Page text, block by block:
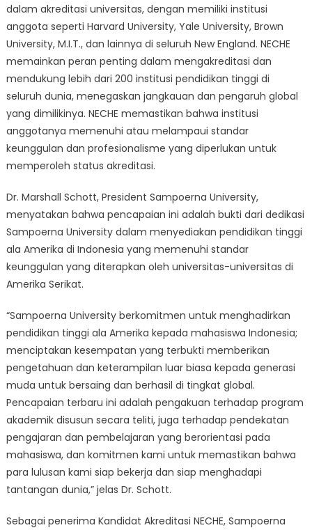
dalam akreditasi universitas, dengan memiliki institusi
anggota seperti Harvard University, Yale University, Brown
University, M.I.T., dan lainnya di seluruh New England. NECHE
memainkan peran penting dalam mengakreditasi dan
mendukung lebih dari 200 institusi pendidikan tinggi di
seluruh dunia, menegaskan jangkauan dan pengaruh global
yang dimilikinya. NECHE memastikan bahwa institusi
anggotanya memenuhi atau melampaui standar
keunggulan dan profesionalisme yang diperlukan untuk
memperoleh status akreditasi.
Dr. Marshall Schott, President Sampoerna University,
menyatakan bahwa pencapaian ini adalah bukti dari dedikasi
Sampoerna University dalam menyediakan pendidikan tinggi
ala Amerika di Indonesia yang memenuhi standar
keunggulan yang diterapkan oleh universitas-universitas di
Amerika Serikat.
“Sampoerna University berkomitmen untuk menghadirkan
pendidikan tinggi ala Amerika kepada mahasiswa Indonesia;
menciptakan kesempatan yang terbukti memberikan
pengetahuan dan keterampilan luar biasa kepada generasi
muda untuk bersaing dan berhasil di tingkat global.
Pencapaian terbaru ini adalah pengakuan terhadap program
akademik disusun secara teliti, juga terhadap pendekatan
pengajaran dan pembelajaran yang berorientasi pada
mahasiswa, dan komitmen kami untuk memastikan bahwa
para lulusan kami siap bekerja dan siap menghadapi
tantangan dunia,” jelas Dr. Schott.
Sebagai penerima Kandidat Akreditasi NECHE, Sampoerna